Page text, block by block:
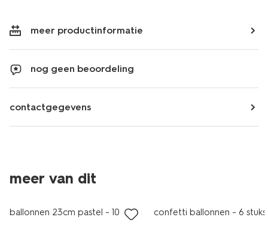
meer productinformatie
nog geen beoordeling
contactgegevens
meer van dit
ballonnen 23cm pastel - 10 stuks confetti ballonnen - 6 stuks